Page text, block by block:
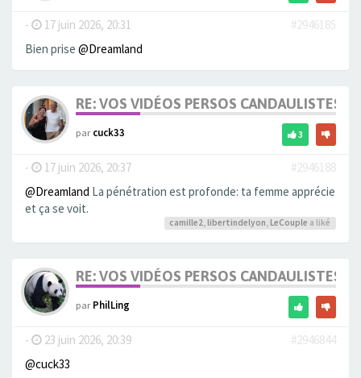
- 17 juin 2026, 20:31
#2946185
Bien prise @Dreamland
RE: VOS VIDÉOS PERSOS CANDAULISTES
parcuck33 3
- 17 juin 2026, 20:37
#2946188
@Dreamland La pénétration est profonde: ta femme apprécie
et ça se voit.
camille2, libertindelyon, LeCouple a liké
RE: VOS VIDÉOS PERSOS CANDAULISTES
parPhilLing
- 23 juin 2026, 20:39
#2946844
@cuck33